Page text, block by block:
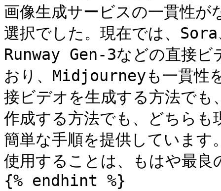
画像生成サービスの一貫性
選択でした。現在では、
Runway Gen-3などの直接ビ
おり、Midjourneyも一貫性
接ビデオを生成する方法で
作成する方法でも、どちら
簡単な手順を提供していま
使用することは、もはや最良